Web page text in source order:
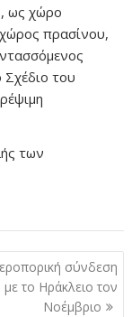
ως χώρο
πρασίνου,
του
των
σύνδεση
με το Ηράκλειο τον
Νοέμβριο